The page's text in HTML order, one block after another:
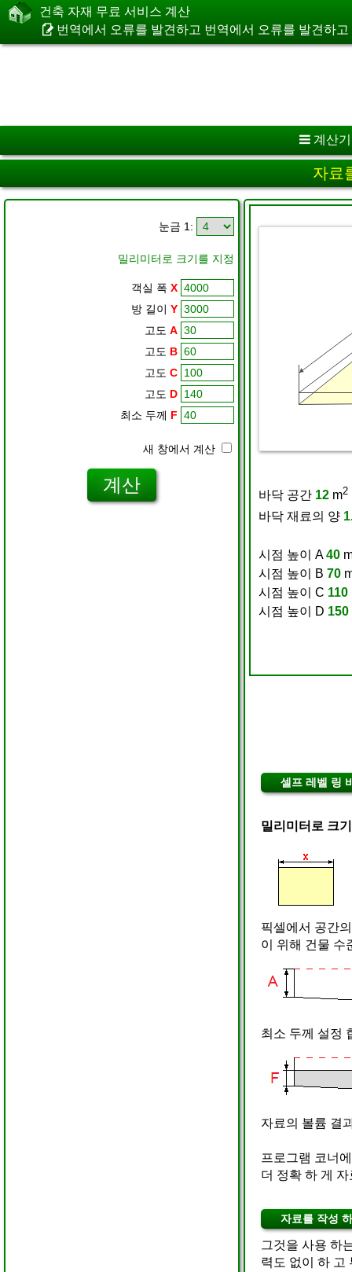
건축 자재 무료 서비스 계산
번역에서 오류를 발견하고 번역에서 오류를 발견하
계산기
자료
눈금 1:
밀리미터로 크기를 지정
객실 폭 X
방 길이 Y
고도 A
고도 B
고도 C
고도 D
최소 두께 F
새 창에서 계산
셀프 레벨 링
밀리미터로 크
픽셀에서 공간
이 위해 건물 수
최소 두께 설정
자료의 볼륨 결
프로그램 코너
더 정확 하 게
자료를 작성
그것을 사용 하
력도 없이 하 고